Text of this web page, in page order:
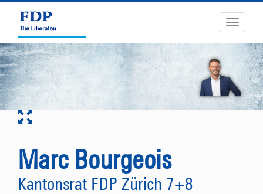
Toggle
Marc Bourgeois
Kantonsrat FDP Zürich 7+8